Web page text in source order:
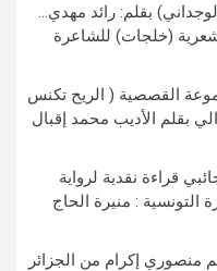
بقلم: رائد مهدي…
(خلجات) للشاعرة
القصصية ( الريح تكنس
بقلم الأديب محمد إقبال
قراءة نقدية لرواية
التونسية : منيرة الحاج
منصوري إكرام من الجزائر